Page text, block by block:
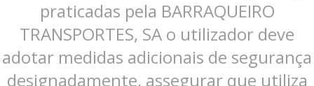
praticadas pela BARRAQUEIRO
TRANSPORTES, SA o utilizador deve
adotar medidas adicionais de segurança
designadamente, assegurar que utiliza